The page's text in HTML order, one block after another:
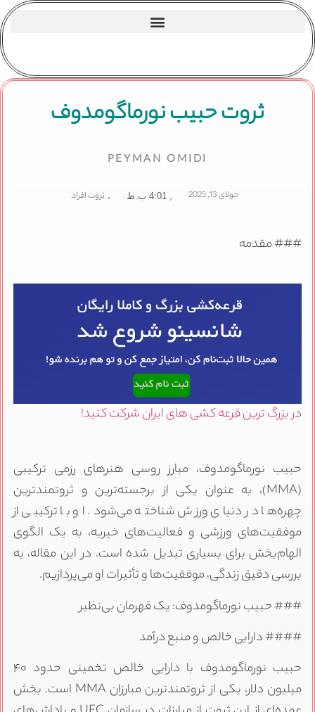
ثروت حبیب نورماگومدوف
PEYMAN OMIDI
جولای 13, 2025 4:01 ب.ظ , ثروت افراد
### مقدمه
در بزرگ ترین قرعه کشی های ایران شرکت کنید!
حبیب نورماگومدوف، مبارز روسی هنرهای رزمی ترکیبی
(MMA)، به عنوان یکی از برجسته‌ترین و ثروتمندترین
چهره‌ها در دنیای ورزش شناخته می‌شود. او با ترکیبی از
موفقیت‌های ورزشی و فعالیت‌های خیریه، به یک الگوی
الهام‌بخش برای بسیاری تبدیل شده است. در این مقاله، به
بررسی دقیق زندگی، موفقیت‌ها و تأثیرات او می‌پردازیم.
### حبیب نورماگومدوف: یک قهرمان بی‌نظیر
#### دارایی خالص و منبع درآمد
حبیب نورماگومدوف با دارایی خالص تخمینی حدود ۴۰
میلیون دلار، یکی از ثروتمندترین مبارزان MMA است. بخش